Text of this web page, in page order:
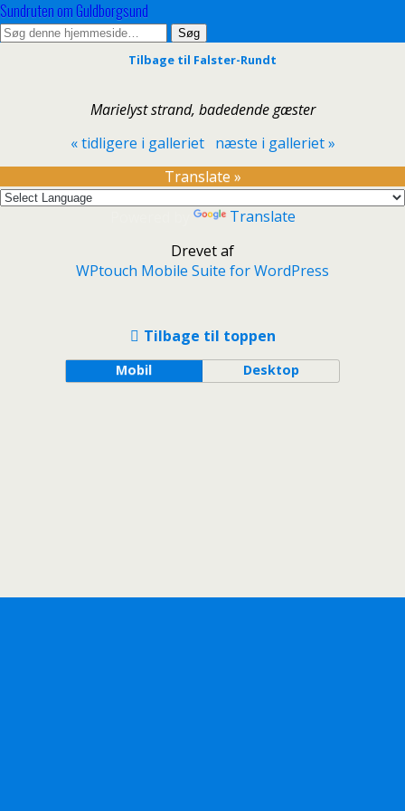
Sundruten om Guldborgsund
Tilbage til Falster-Rundt
Marielyst strand, badedende gæster
« tidligere i galleriet
næste i galleriet »
Translate »
Translate
Drevet af
WPtouch Mobile Suite for WordPress
Tilbage til toppen
Mobil Desktop